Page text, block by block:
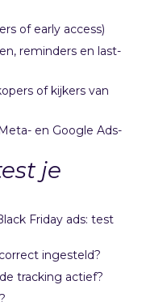
of early access)
reminders en last-
of kijkers van
en Google Ads-
je
Friday ads: test
ingesteld?
tracking actief?